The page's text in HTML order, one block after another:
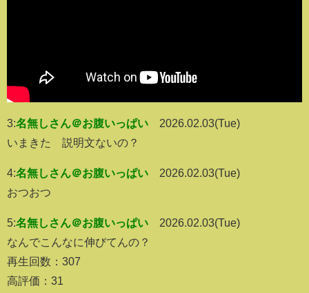
3:名無しさん＠お腹いっぱい
2026.02.03(Tue)
いまきた 説明文ないの？
4:名無しさん＠お腹いっぱい
2026.02.03(Tue)
おつおつ
5:名無しさん＠お腹いっぱい
2026.02.03(Tue)
なんでこんなに伸びてんの？
再生回数：307
高評価：31